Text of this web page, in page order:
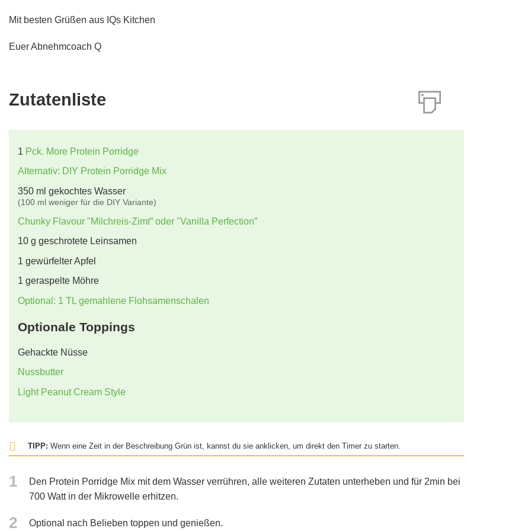
Mit besten Grüßen aus IQs Kitchen
Euer Abnehmcoach Q
Zutatenliste
1 Pck. More Protein Porridge
Alternativ: DIY Protein Porridge Mix
350 ml gekochtes Wasser
(100 ml weniger für die DIY Variante)
Chunky Flavour "Milchreis-Zimt” oder "Vanilla Perfection”
10 g geschrotete Leinsamen
1 gewürfelter Apfel
1 geraspelte Möhre
Optional: 1 TL gemahlene Flohsamenschalen
Optionale Toppings
Gehackte Nüsse
Nussbutter
Light Peanut Cream Style
TIPP: Wenn eine Zeit in der Beschreibung Grün ist, kannst du sie anklicken, um direkt den Timer zu starten.
1
Den Protein Porridge Mix mit dem Wasser verrühren, alle weiteren Zutaten unterheben und für 2min bei
700 Watt in der Mikrowelle erhitzen.
2 Optional nach Belieben toppen und genießen.